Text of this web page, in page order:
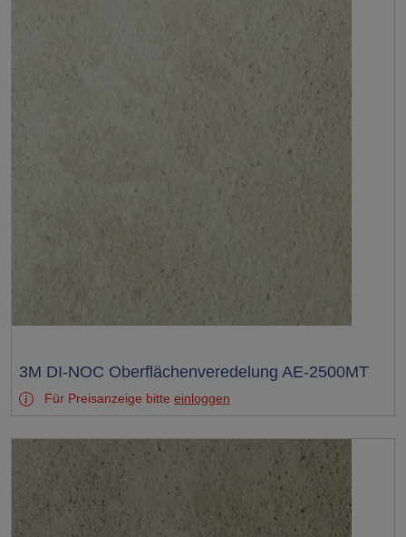
Test
3M DI-NOC Oberflächenveredelung AE-2500MT
Für Preisanzeige bitte einloggen